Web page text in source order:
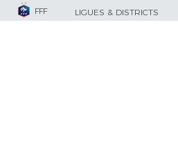
FFF LIGUES & DISTRICTS